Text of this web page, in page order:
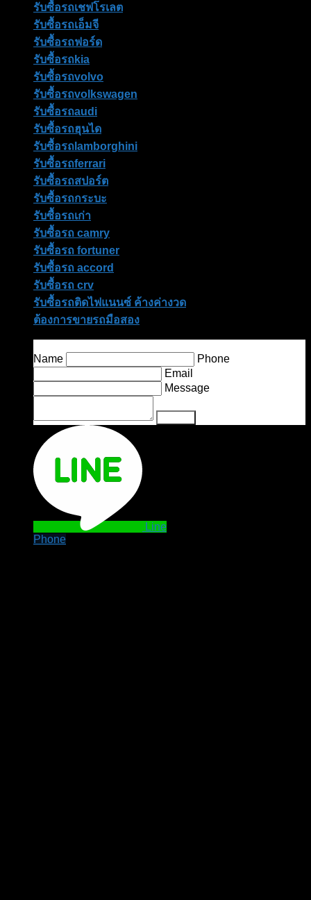
รับซื้อรถเชฟโรเลต
รับซื้อรถเอ็มจี
รับซื้อรถฟอร์ด
รับซื้อรถkia
รับซื้อรถvolvo
รับซื้อรถvolkswagen
รับซื้อรถaudi
รับซื้อรถฮุนได
รับซื้อรถlamborghini
รับซื้อรถferrari
รับซื้อรถสปอร์ต
รับซื้อรถกระบะ
รับซื้อรถเก่า
รับซื้อรถ camry
รับซื้อรถ fortuner
รับซื้อรถ accord
รับซื้อรถ crv
รับซื้อรถติดไฟแนนซ์ ค้างค่างวด
ต้องการขายรถมือสอง
Name
Phone
Email
Message
Line
Phone